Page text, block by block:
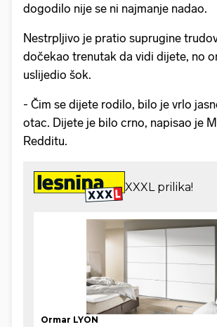
dogodilo nije se ni najmanje nadao.
Nestrpljivo je pratio suprugine
dočekao trenutak da vidi dijete, no
uslijedio šok.
- Čim se dijete rodilo, bilo je vrlo
otac. Dijete je bilo crno, napisao je
Redditu.